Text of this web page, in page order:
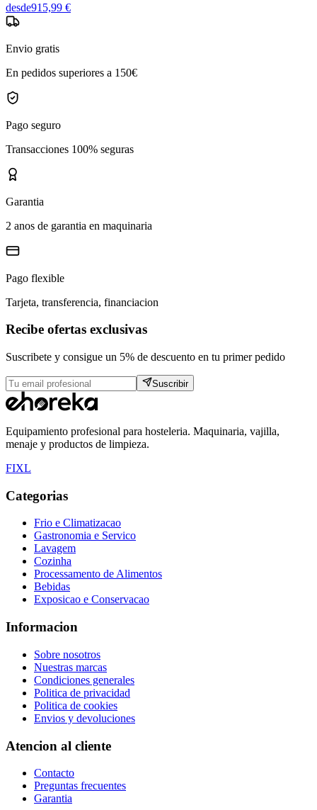
desde915,99 €
Envio gratis
En pedidos superiores a 150€
Pago seguro
Transacciones 100% seguras
Garantia
2 anos de garantia en maquinaria
Pago flexible
Tarjeta, transferencia, financiacion
Recibe ofertas exclusivas
Suscribete y consigue un 5% de descuento en tu primer pedido
Suscribir
Equipamiento profesional para hosteleria. Maquinaria, vajilla,
menaje y productos de limpieza.
FIXL
Categorias
Frio e Climatizacao
Gastronomia e Servico
Lavagem
Cozinha
Processamento de Alimentos
Bebidas
Exposicao e Conservacao
Informacion
Sobre nosotros
Nuestras marcas
Condiciones generales
Politica de privacidad
Politica de cookies
Envios y devoluciones
Atencion al cliente
Contacto
Preguntas frecuentes
Garantia